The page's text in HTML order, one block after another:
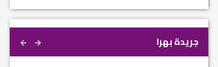
جريدة بهرا